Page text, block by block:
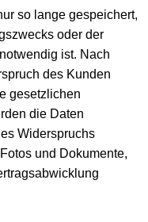
so lange gespeichert,
oder der
ist. Nach
des Kunden
gesetzlichen
die Daten
Widerspruchs
und Dokumente,